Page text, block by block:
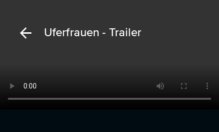
Uferfrauen - Trailer